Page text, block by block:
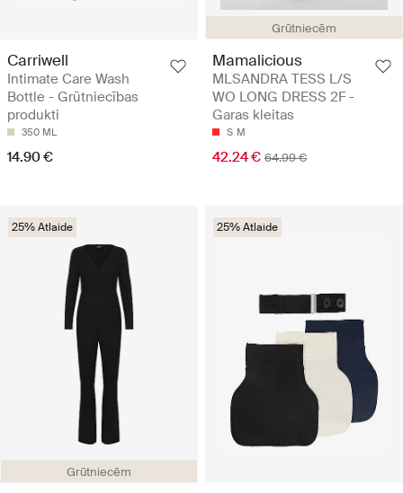
Carriwell
Intimate Care Wash
Bottle - Grūtniecības
produkti
350 ML
14.90 €
Grūtniecēm
Mamalicious
MLSANDRA TESS L/S
WO LONG DRESS 2F -
Garas kleitas
S M
42.24 € 64.99 €
Grūtniecēm
25% Atlaide 25% Atlaide